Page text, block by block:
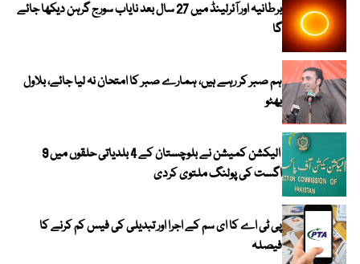
برطانیہ اور آئرلینڈ میں 27 سال بعد نایاب سورج گرہن دیکھا جائے
گا
ہم صبر کر رہے ہیں، ہمارے صبر کا امتحان نہ لیا جائے، بلاول
بھٹو
الیکشن کمیشن نے بلوچستان کے 4 بلدیاتی حلقوں میں 9
اگست کی پولنگ ملتوی کردی
پی ٹی اے کا ای سم کے اجرا اور تبدیلی کی فیس کم کرنے کا
فیصلہ